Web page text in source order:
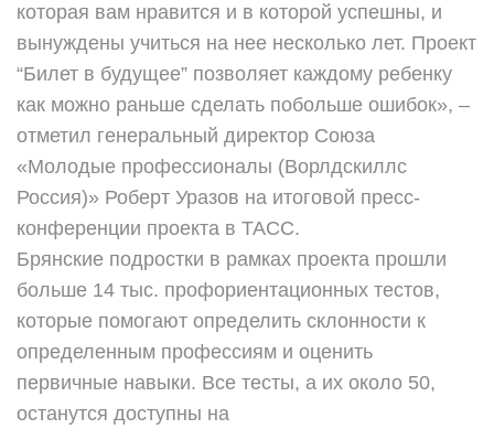
которая вам нравится и в которой успешны, и
вынуждены учиться на нее несколько лет. Проект
“Билет в будущее” позволяет каждому ребенку
как можно раньше сделать побольше ошибок», –
отметил генеральный директор Союза
«Молодые профессионалы (Ворлдскиллс
Россия)» Роберт Уразов на итоговой пресс-
конференции проекта в ТАСС.
Брянские подростки в рамках проекта прошли
больше 14 тыс. профориентационных тестов,
которые помогают определить склонности к
определенным профессиям и оценить
первичные навыки. Все тесты, а их около 50,
останутся доступны на